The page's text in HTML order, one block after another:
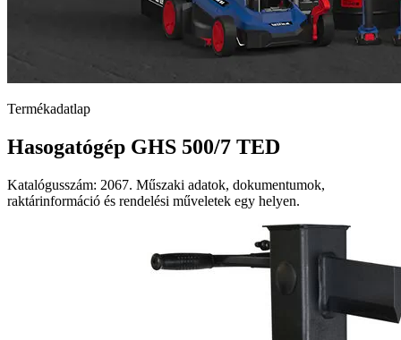
Termékadatlap
Hasogatógép GHS 500/7 TED
Katalógusszám: 2067. Műszaki adatok, dokumentumok,
raktárinformáció és rendelési műveletek egy helyen.